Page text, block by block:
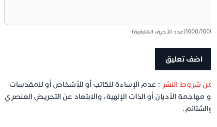
/
1000(عدد الأحرف المتبقية)
شروط النشر: عدم الإساءة للكاتب أو للأشخاص أو للمقدسات
مهاجمة الأديان أو الذات الإلهية، والابتعاد عن التحريض العنصري